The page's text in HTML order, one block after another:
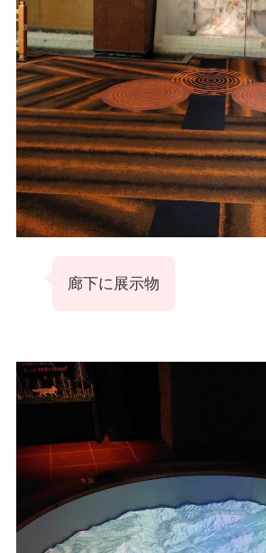
廊下に展示物